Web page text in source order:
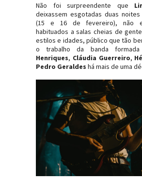
Não foi surpreendente que
deixassem esgotadas duas
(15 e 16 de fevereiro), não
habituados a salas cheias de
estilos e idades, público que tão
o trabalho da banda
Henriques, Cláudia Guerreiro,
Pedro Geraldes há mais de uma